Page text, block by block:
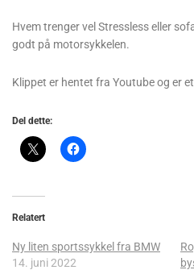
Hvem trenger vel Stressless eller
godt på motorsykkelen.
Klippet er hentet fra Youtube og er
Del dette:
Relatert
Ny liten sportssykkel fra BMW
14. juni 2022